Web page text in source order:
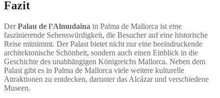
Fazit
DerPalau de l’Almudaina in Palma de Mallorca ist eine
faszinierende Sehenswürdigkeit, die Besucher auf eine historische
Reise mitnimmt. Der Palast bietet nicht nur eine beeindruckende
architektonische Schönheit, sondern auch einen Einblick in die
Geschichte des unabhängigen Königreichs Mallorca. Neben dem
Palast gibt es in Palma de Mallorca viele weitere kulturelle
Attraktionen zu entdecken, darunter das Alcázar und verschiedene
Museen.